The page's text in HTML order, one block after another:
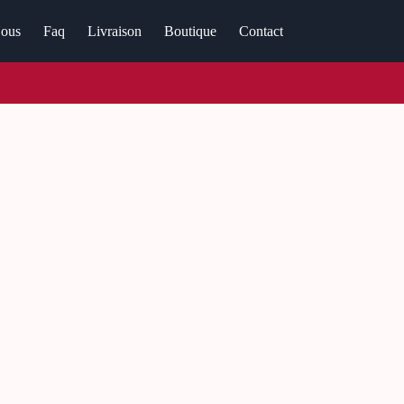
Faq Livraison Boutique Contact